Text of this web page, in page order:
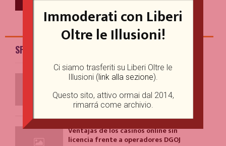
SPEAKER'S CORNER
Example Post for WordPress
Ventajas de los casinos online sin
licencia frente a operadores DGOJ
Immoderati con Liberi
Oltre le Illusioni!
Ci siamo trasferiti su Liberi Oltre le
Illusioni (link alla sezione).
Questo sito, attivo ormai dal 2014,
rimarrá come archivio.